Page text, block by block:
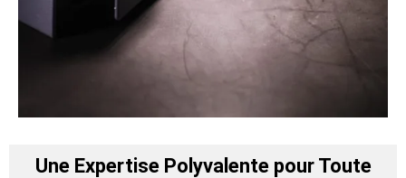
Une Expertise Polyvalente pour Toute